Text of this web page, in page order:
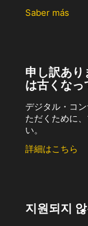
Saber más
申し訳あ
は古くなっ
デジタル・コ
ただくために
い。
詳細はこちら
지원되지